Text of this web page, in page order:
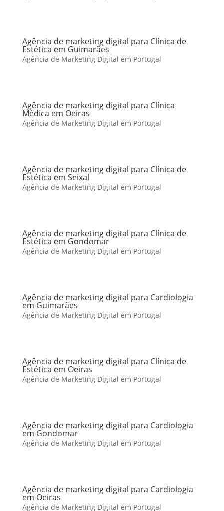
Agência de marketing digital para Clínica de
Estética em Guimarães
Agência de Marketing Digital em Portugal
Agência de marketing digital para Clínica
Médica em Oeiras
Agência de Marketing Digital em Portugal
Agência de marketing digital para Clínica de
Estética em Seixal
Agência de Marketing Digital em Portugal
Agência de marketing digital para Clínica de
Estética em Gondomar
Agência de Marketing Digital em Portugal
Agência de marketing digital para Cardiologia
em Guimarães
Agência de Marketing Digital em Portugal
Agência de marketing digital para Clínica de
Estética em Oeiras
Agência de Marketing Digital em Portugal
Agência de marketing digital para Cardiologia
em Gondomar
Agência de Marketing Digital em Portugal
Agência de marketing digital para Cardiologia
em Oeiras
Agência de Marketing Digital em Portugal